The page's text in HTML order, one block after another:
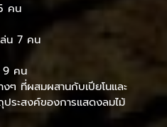
คน
น 7 คน
9 คน
ๆ ที่ผสมผสานกับเปียโนและ
ระสงค์ของการแสดงลมไม้